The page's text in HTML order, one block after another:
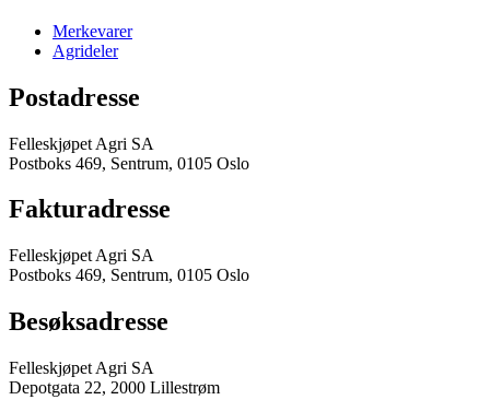
Merkevarer
Agrideler
Postadresse
Felleskjøpet Agri SA
Postboks 469, Sentrum, 0105 Oslo
Fakturadresse
Felleskjøpet Agri SA
Postboks 469, Sentrum, 0105 Oslo
Besøksadresse
Felleskjøpet Agri SA
Depotgata 22, 2000 Lillestrøm